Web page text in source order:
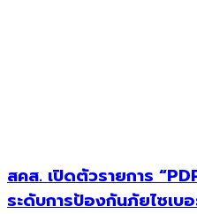
สคส. เปิดตัวรายการ
ระดับการป้องกันภัยไซเบ